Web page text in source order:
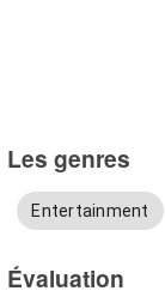
Les genres
Entertainment
Évaluation